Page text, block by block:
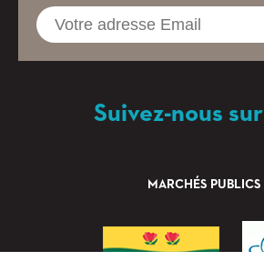
Suivez-nous sur
MARCHÉS PUBLICS